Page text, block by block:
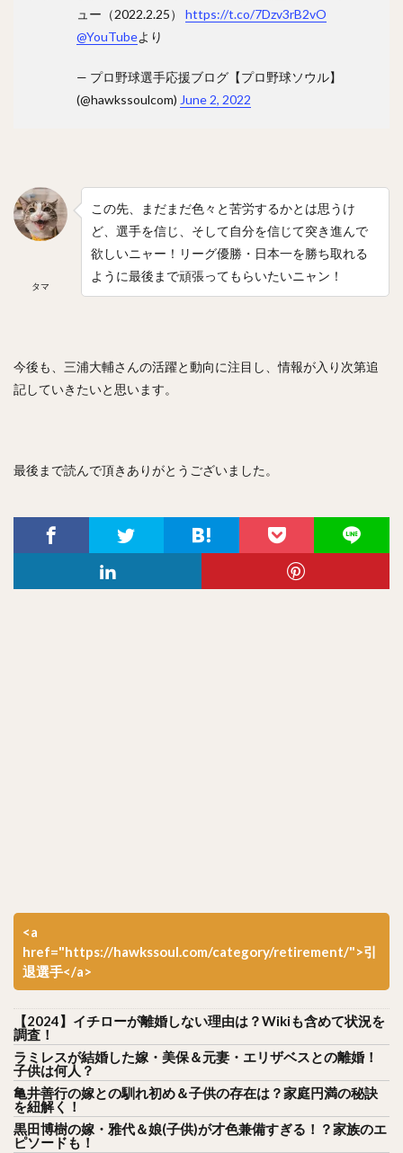
ュー（2022.2.25） https://t.co/7Dzv3rB2vO
@YouTubeより
— プロ野球選手応援ブログ【プロ野球ソウル】
(@hawkssoulcom) June 2, 2022
タマ
この先、まだまだ色々と苦労するかとは思うけ
ど、選手を信じ、そして自分を信じて突き進んで
欲しいニャー！リーグ優勝・日本一を勝ち取れる
ように最後まで頑張ってもらいたいニャン！
今後も、三浦大輔さんの活躍と動向に注目し、情報が入り次第追
記していきたいと思います。
最後まで読んで頂きありがとうございました。
<a
href="https://hawkssoul.com/category/retirement/">引
退選手</a>
【2024】イチローが離婚しない理由は？Wikiも含めて状況を
調査！
ラミレスが結婚した嫁・美保＆元妻・エリザベスとの離婚！
子供は何人？
亀井善行の嫁との馴れ初め＆子供の存在は？家庭円満の秘訣
を紐解く！
黒田博樹の嫁・雅代＆娘(子供)が才色兼備すぎる！？家族のエ
ピソードも！